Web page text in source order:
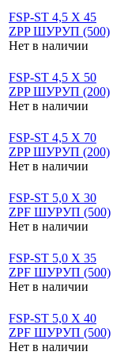
FSP-ST 4,5 X 45
ZPP ШУРУП (500)
Нет в наличии
FSP-ST 4,5 X 50
ZPP ШУРУП (200)
Нет в наличии
FSP-ST 4,5 X 70
ZPP ШУРУП (200)
Нет в наличии
FSP-ST 5,0 X 30
ZPF ШУРУП (500)
Нет в наличии
FSP-ST 5,0 X 35
ZPF ШУРУП (500)
Нет в наличии
FSP-ST 5,0 X 40
ZPF ШУРУП (500)
Нет в наличии